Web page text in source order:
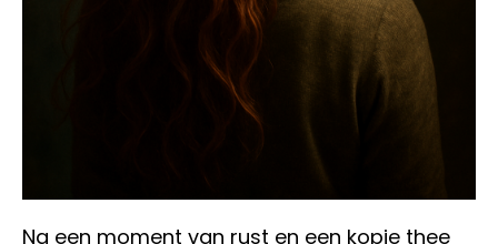
Na een moment van rust en een kopje thee